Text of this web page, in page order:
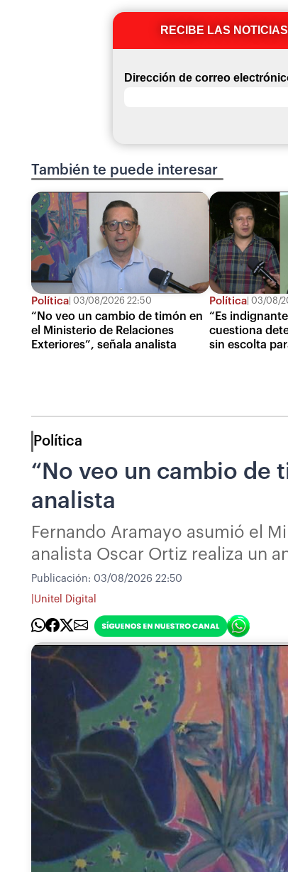
RECIBE LAS
Dirección de correo
También te puede interesar
Política 03/08/2026 22:50
“No veo un cambio de timón en
el Ministerio de Relaciones
Exteriores”, señala analista
Política 03/08/
“Es
cuestiona
sin escolta
Política
“No veo un cambio de
analista
Fernando Aramayo asumió el
analista Oscar Ortiz realiza un
Publicación: 03/08/2026 22:50
Unitel Digital